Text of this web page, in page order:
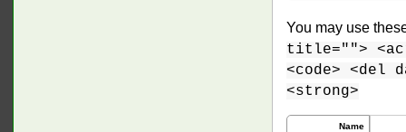
You may use
title="">
<code> <del
<strong>
Name